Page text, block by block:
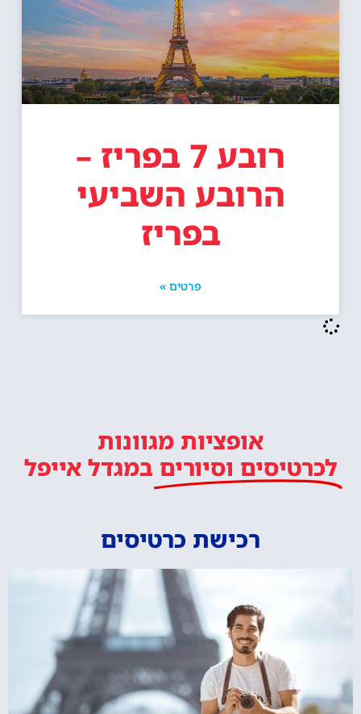
רובע 7 בפריז –
הרובע השביעי
בפריז
פרטים »
אופציות מגוונות
לכרטיסים וסיורים במגדל אייפל
רכישת כרטיסים